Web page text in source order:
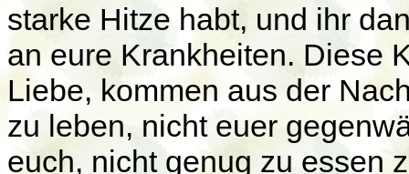
starke Hitze habt, und ihr
an eure Krankheiten. Diese
Liebe, kommen aus der
zu leben, nicht euer
euch, nicht genug zu essen